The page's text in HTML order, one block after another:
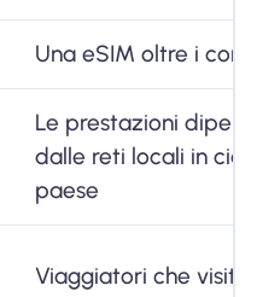
Una eSIM oltre i
Le prestazioni
dalle reti locali in
paese
Viaggiatori che